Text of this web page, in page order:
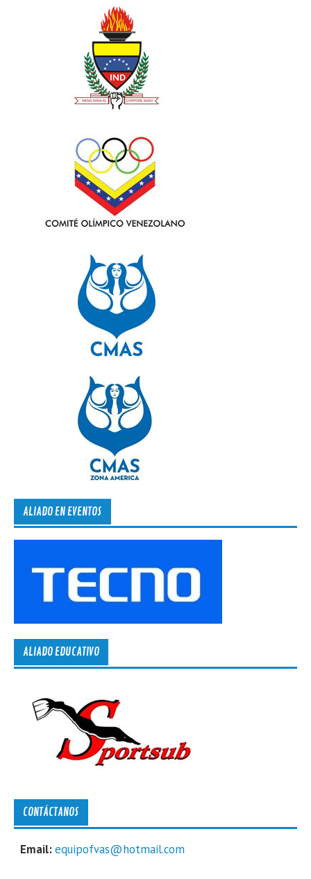
ALIADO EN EVENTOS
ALIADO EDUCATIVO
CONTÁCTANOS
Email:equipofvas@hotmail.com